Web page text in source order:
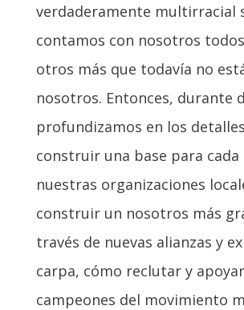
verdaderamente multirracial
contamos con nosotros
otros más que todavía no
nosotros. Entonces, durante
profundizamos en los
construir una base para cada
nuestras organizaciones
construir un nosotros más
través de nuevas alianzas y
carpa, cómo reclutar y
campeones del movimiento